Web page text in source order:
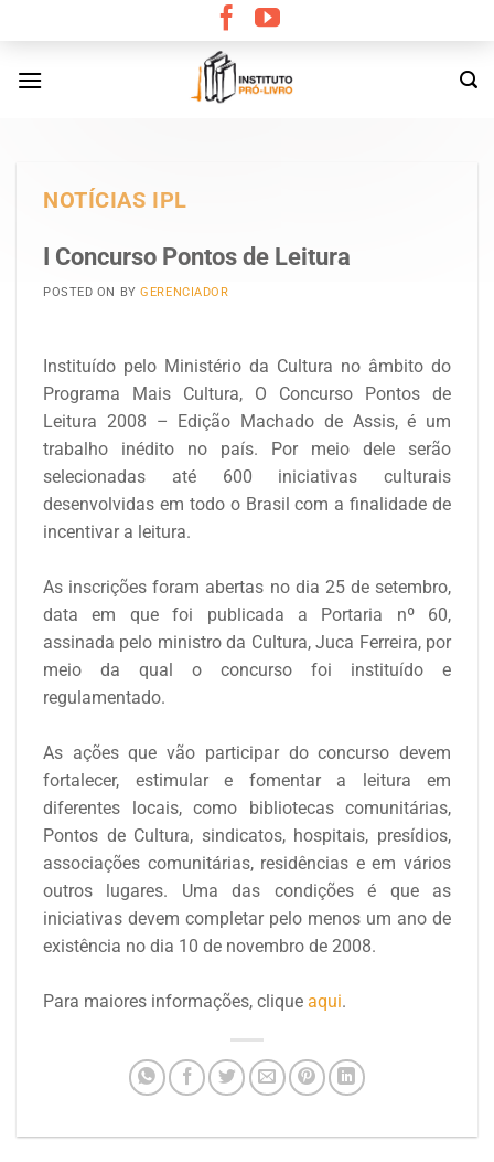
content
NOTÍCIAS IPL
I Concurso Pontos de Leitura
POSTED ON BYGERENCIADOR
Instituído pelo Ministério da Cultura no âmbito do
Programa Mais Cultura, O Concurso Pontos de
Leitura 2008 – Edição Machado de Assis, é um
trabalho inédito no país. Por meio dele serão
selecionadas até 600 iniciativas culturais
desenvolvidas em todo o Brasil com a finalidade de
incentivar a leitura.
As inscrições foram abertas no dia 25 de setembro,
data em que foi publicada a Portaria nº 60,
assinada pelo ministro da Cultura, Juca Ferreira, por
meio da qual o concurso foi instituído e
regulamentado.
As ações que vão participar do concurso devem
fortalecer, estimular e fomentar a leitura em
diferentes locais, como bibliotecas comunitárias,
Pontos de Cultura, sindicatos, hospitais, presídios,
associações comunitárias, residências e em vários
outros lugares. Uma das condições é que as
iniciativas devem completar pelo menos um ano de
existência no dia 10 de novembro de 2008.
Para maiores informações, clique aqui.